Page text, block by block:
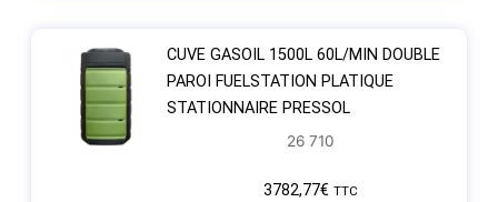
CUVE GASOIL 1500L 60L/MIN DOUBLE
PAROI FUELSTATION PLATIQUE
STATIONNAIRE PRESSOL
26 710
3782,77€ TTC